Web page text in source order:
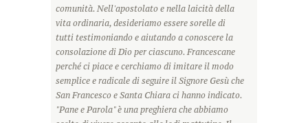
comunità. Nell'apostolato e nella laicità della
vita ordinaria, desideriamo essere sorelle di
tutti testimoniando e aiutando a conoscere la
consolazione di Dio per ciascuno. Francescane
perché ci piace e cerchiamo di imitare il modo
semplice e radicale di seguire il Signore Gesù che
San Francesco e Santa Chiara ci hanno indicato.
"Pane e Parola" è una preghiera che abbiamo